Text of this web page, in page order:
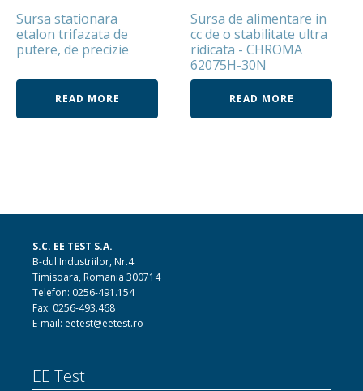
Sursa stationara
etalon trifazata de
putere, de precizie
READ MORE
Sursa de alimentare in
cc de o stabilitate ultra
ridicata - CHROMA
62075H-30N
READ MORE
S.C. EE TEST S.A.
B-dul Industriilor, Nr.4
Timisoara, Romania 300714
Telefon: 0256-491.154
Fax: 0256-493.468
E-mail: eetest@eetest.ro
EE Test